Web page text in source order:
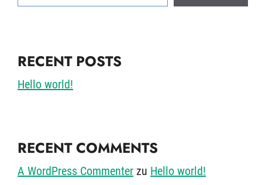
RECENT POSTS
Hello world!
RECENT COMMENTS
A WordPress Commenter zu Hello world!